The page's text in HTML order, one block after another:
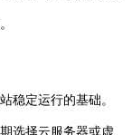
定运行的基础。
选择云服务器或虚